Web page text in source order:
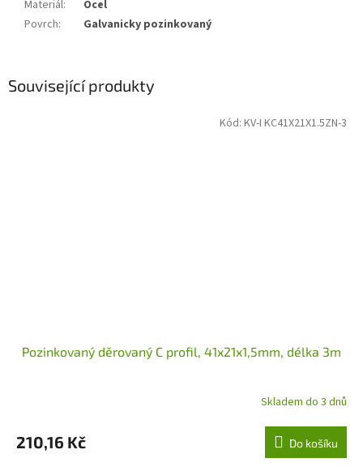
Související produkty
Pozinkovaný děrovaný C profil, 41x21x1,5mm, délka 3m
Skladem do 3 dnů
210,16 Kč Do košíku
Kód: KV-I KC41X21X1.5ZN-3
Materiál:
Ocel
Povrch: Galvanicky pozinkovaný